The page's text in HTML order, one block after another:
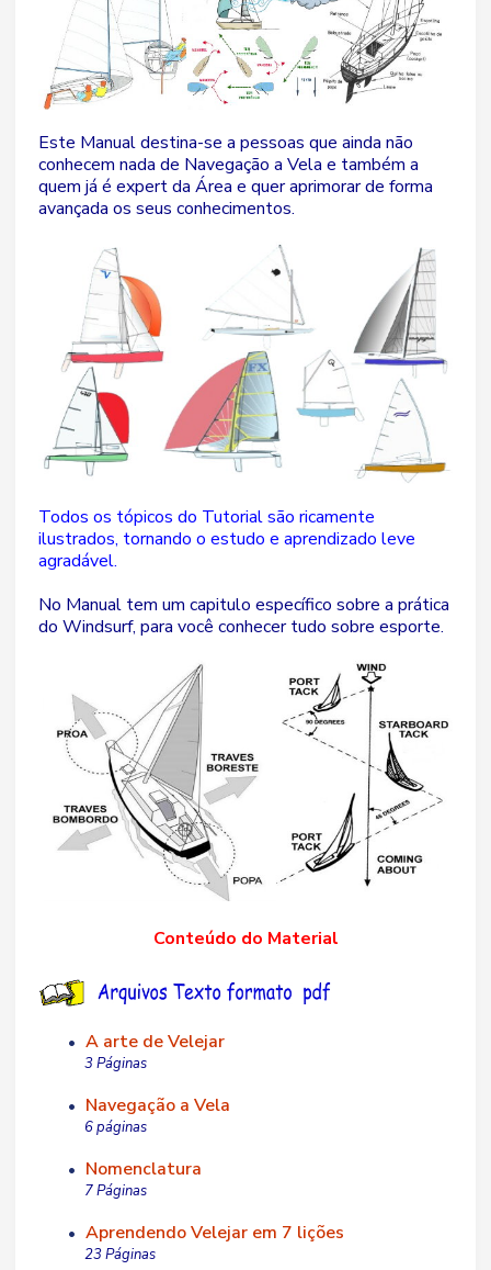
Este Manual destina-se a pessoas que ainda não
conhecem nada de Navegação a Vela e também a
quem já é expert da Área e quer aprimorar de forma
avançada os seus conhecimentos.
Todos os tópicos do Tutorial são ricamente
ilustrados, tornando o estudo e aprendizado leve
agradável.
No Manual tem um capitulo específico sobre a prática
do Windsurf, para você conhecer tudo sobre esporte.
Conteúdo do Material
• A arte de Velejar
3 Páginas
• Navegação a Vela
6 páginas
• Nomenclatura
7 Páginas
• Aprendendo Velejar em 7 lições
23 Páginas